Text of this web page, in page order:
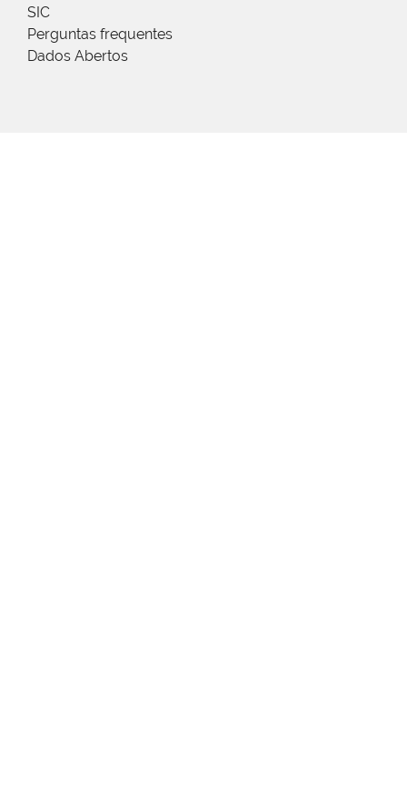
SIC
Perguntas frequentes
Dados Abertos